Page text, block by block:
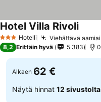
3 Tähtiluokitus
Hotelli Viehättävä
Hotel Villa Rivoli
8,2 Erittäin hyvä 5 383
Alkaen 62 €
Näytä hinnat 12 sivustolta